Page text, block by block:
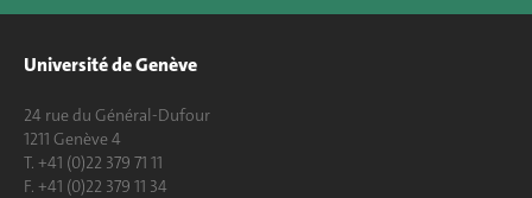
Université de Genève
24 rue du Général-Dufour
1211 Genève 4
T. +41 (0)22 379 71 11
F. +41 (0)22 379 11 34